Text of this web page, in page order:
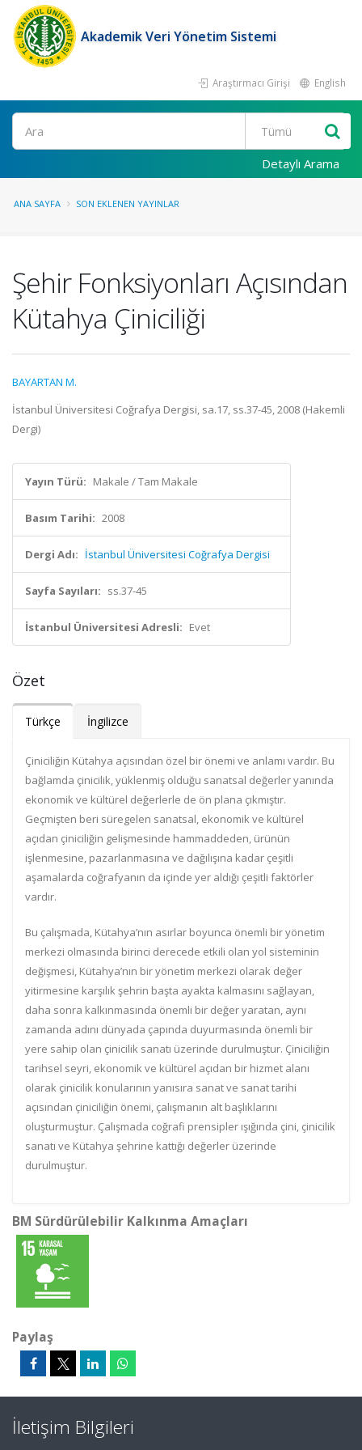
Akademik Veri Yönetim Sistemi
Araştırmacı Girişi English
Ara
Detaylı Arama
ANA SAYFA SON EKLENEN YAYINLAR
Şehir Fonksiyonları Açısından
Kütahya Çiniciliği
BAYARTAN M.
İstanbul Üniversitesi Coğrafya Dergisi, sa.17, ss.37-45, 2008 (Hakemli
Dergi)
Yayın Türü: Makale / Tam Makale
Basım Tarihi: 2008
Dergi Adı: İstanbul Üniversitesi Coğrafya Dergisi
Sayfa Sayıları: ss.37-45
İstanbul Üniversitesi Adresli: Evet
Özet
Türkçe İngilizce
Çiniciliğin Kütahya açısından özel bir önemi ve anlamı vardır. Bu
bağlamda çinicilik, yüklenmiş olduğu sanatsal değerler yanında
ekonomik ve kültürel değerlerle de ön plana çıkmıştır.
Geçmişten beri süregelen sanatsal, ekonomik ve kültürel
açıdan çiniciliğin gelişmesinde hammaddeden, ürünün
işlenmesine, pazarlanmasına ve dağılışına kadar çeşitli
aşamalarda coğrafyanın da içinde yer aldığı çeşitli faktörler
vardır.
Bu çalışmada, Kütahya’nın asırlar boyunca önemli bir yönetim
merkezi olmasında birinci derecede etkili olan yol sisteminin
değişmesi, Kütahya’nın bir yönetim merkezi olarak değer
yitirmesine karşılık şehrin başta ayakta kalmasını sağlayan,
daha sonra kalkınmasında önemli bir değer yaratan, aynı
zamanda adını dünyada çapında duyurmasında önemli bir
yere sahip olan çinicilik sanatı üzerinde durulmuştur. Çiniciliğin
tarihsel seyri, ekonomik ve kültürel açıdan bir hizmet alanı
olarak çinicilik konularının yanısıra sanat ve sanat tarihi
açısından çiniciliğin önemi, çalışmanın alt başlıklarını
oluşturmuştur. Çalışmada coğrafi prensipler ışığında çini, çinicilik
sanatı ve Kütahya şehrine kattığı değerler üzerinde
durulmuştur.
BM Sürdürülebilir Kalkınma Amaçları
Paylaş
İletişim Bilgileri